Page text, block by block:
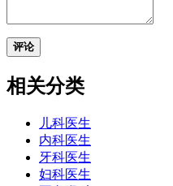
评论
相关分类
儿科医生
内科医生
牙科医生
妇科医生